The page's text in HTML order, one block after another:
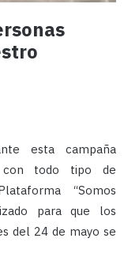
esta campaña
con todo tipo de
“Somos
para que los
del 24 de mayo se